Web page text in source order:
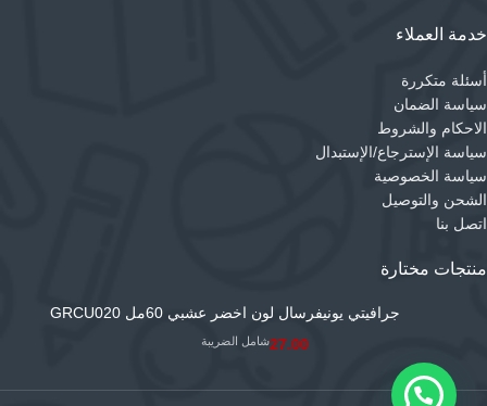
خدمة العملاء
أسئلة متكررة
سياسة الضمان
الاحكام والشروط
سياسة الإسترجاع/الإستبدال
سياسة الخصوصية
الشحن والتوصيل
اتصل بنا
منتجات مختارة
جرافيتي يونيفرسال لون اخضر عشبي 60مل GRCU020
27.00شامل الضريبة